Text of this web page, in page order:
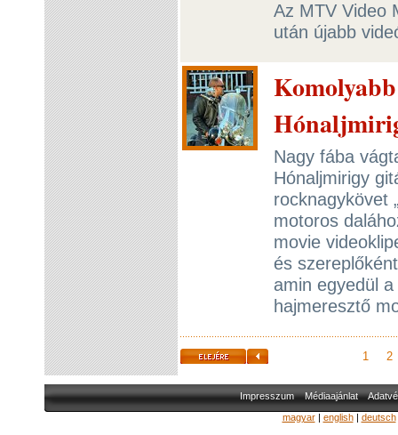
Az MTV Video
után újabb
Nagy fába
Hónaljmirigy
rocknagykövet
motoros
movie
és
amin egyedül
hajmeresztő
1 2
Impresszum Médiaajánlat
magyar| english| deutsch